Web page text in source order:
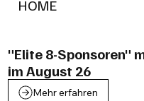
HOME
"Elite 8-Sponsoren"
im August 26
Mehr erfahren